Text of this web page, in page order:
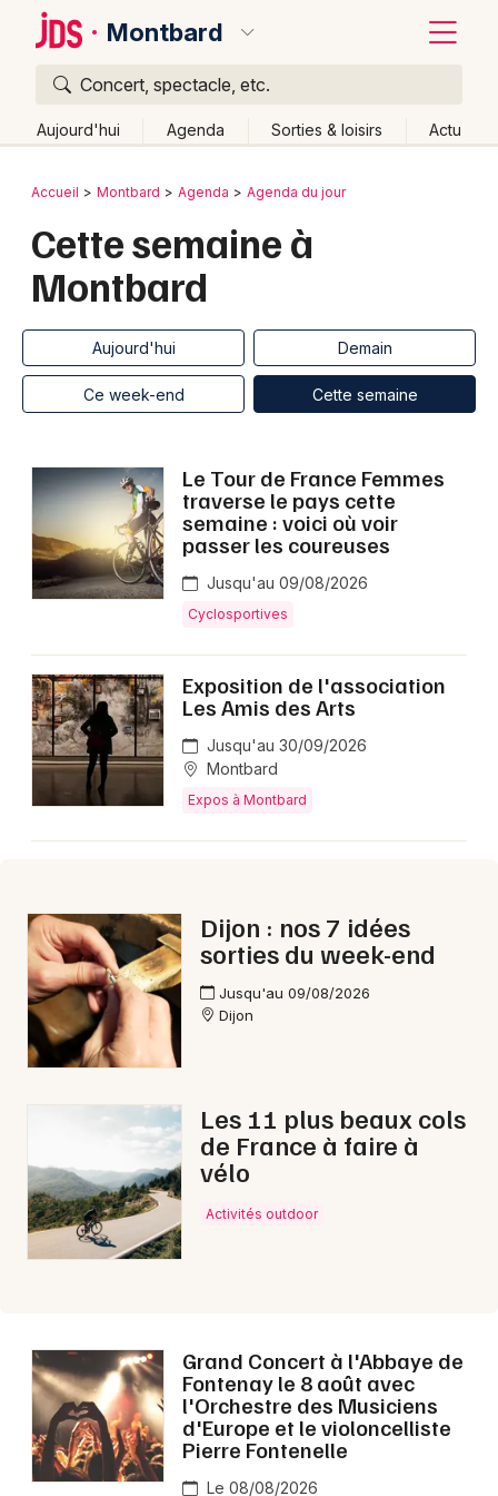
Montbard
Concert, spectacle, etc.
Aujourd'hui Agenda Sorties & loisirs Actu
Publier un événement
Grands événements
Activité & Expérience
Foires & salons
Spectacles
Concerts
Sports
Soirées
Sorties famille
Expos
Cette semaine en Côte d'Or
Cette semaine en Bourgogne
Cette semaine en Bourgogne-Franche-Comté
Newsletter des sorties
Artistes en tournée
Bordeaux
Colmar
Lille
Lyon
Marseille
Mulhouse
Montpellier
Nantes
Nice
Strasbourg
Toulouse
Toutes les villes
Retour
Accueil Montbard Agenda Agenda du jour
Cette semaine à
Montbard
Aujourd'hui Demain
Ce week-end Cette semaine
Le Tour de France Femmes
traverse le pays cette
semaine : voici où voir
passer les coureuses
Jusqu'au 09/08/2026
Cyclosportives
Exposition de l'association
Les Amis des Arts
Jusqu'au 30/09/2026
Montbard
Expos à Montbard
Dijon : nos 7 idées
sorties du week-end
Jusqu'au 09/08/2026
Dijon
Les 11 plus beaux cols
de France à faire à
vélo
Activités outdoor
Grand Concert à l'Abbaye de
Fontenay le 8 août avec
l'Orchestre des Musiciens
d'Europe et le violoncelliste
Pierre Fontenelle
Le 08/08/2026
Quoi ?
Où ?
Partout
Près de moi Changer de lieu
Quand ?
Aujourd'hui
Demain Ce week-end Autre